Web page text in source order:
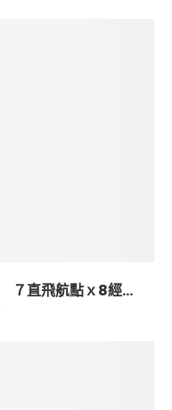
７直飛航點ｘ8經...